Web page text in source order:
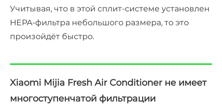
Учитывая, что в этой сплит-системе установлен
HEPA-фильтра небольшого размера, то это
произойдёт быстро.
Xiaomi Mijia Fresh Air Conditioner не имеет
многоступенчатой фильтрации